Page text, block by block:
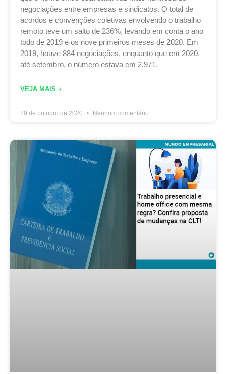
negociações entre empresas e sindicatos. O total de
acordos e convenções coletivas envolvendo o trabalho
remoto teve um salto de 236%, levando em conta o ano
todo de 2019 e os nove primeiros meses de 2020. Em
2019, houve 884 negociações, enquanto que em 2020,
até setembro, o número estava em 2.971.
VEJA MAIS +
29 de outubro de 2020 Nenhum comentário